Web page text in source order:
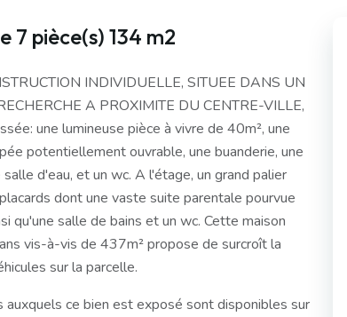
7 pièce(s) 134 m2
INDIVIDUELLE, SITUEE DANS UN
A PROXIMITE DU CENTRE-VILLE,
une lumineuse pièce à vivre de 40m², une
potentiellement ouvrable, une buanderie, une
d'eau, et un wc. A l'étage, un grand palier
dont une vaste suite parentale pourvue
qu'une salle de bains et un wc. Cette maison
vis-à-vis de 437m² propose de surcroît la
sur la parcelle.
auxquels ce bien est exposé sont disponibles sur